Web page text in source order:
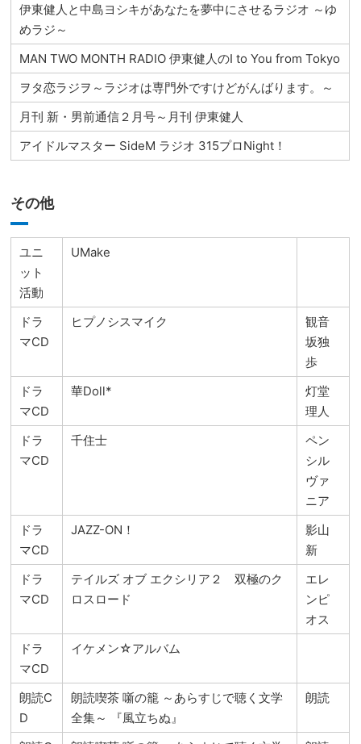
伊東健人と中島ヨシキがあなたを夢中にさせるラジオ ～ゆ
めラジ～
MAN TWO MONTH RADIO 伊東健人のI to You from Tokyo
ヲタ恋ラジヲ～ラジオは専門外ですけどがんばります。～
月刊 新・男前通信２月号～月刊 伊東健人
アイドルマスター SideM ラジオ 315プロNight！
その他
ユニ
ット
活動
UMake
ドラ
マCD
ヒプノシスマイク
観音
坂独
歩
ドラ
マCD
華Doll*
灯堂
理人
ドラ
マCD
千住士
ペン
シル
ヴァ
ニア
ドラ
マCD
JAZZ-ON！
影山
新
ドラ
マCD
テイルズ オブ エクシリア２ 双極のク
ロスロード
エレ
ンピ
オス
ドラ
マCD
イケメン☆アルバム
朗読C
D
朗読喫茶 噺の籠 ～あらすじで聴く文学
全集～ 『風立ちぬ』
朗読